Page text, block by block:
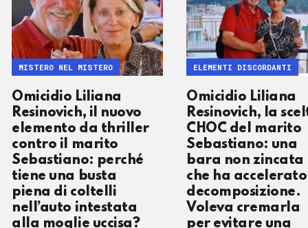
Omicidio Liliana
Resinovich, il nuovo
elemento da thriller
contro il marito
Sebastiano: perché
tiene una busta
piena di coltelli
nell’auto intestata
alla moglie uccisa?
MISTERO NEL MISTERO
Omicidio Liliana
Resinovich, la
CHOC del marito
Sebastiano: una
bara non zincata
che ha
decomposizione.
Voleva cremarla
per evitare una
ELEMENTI DISCORDANTI